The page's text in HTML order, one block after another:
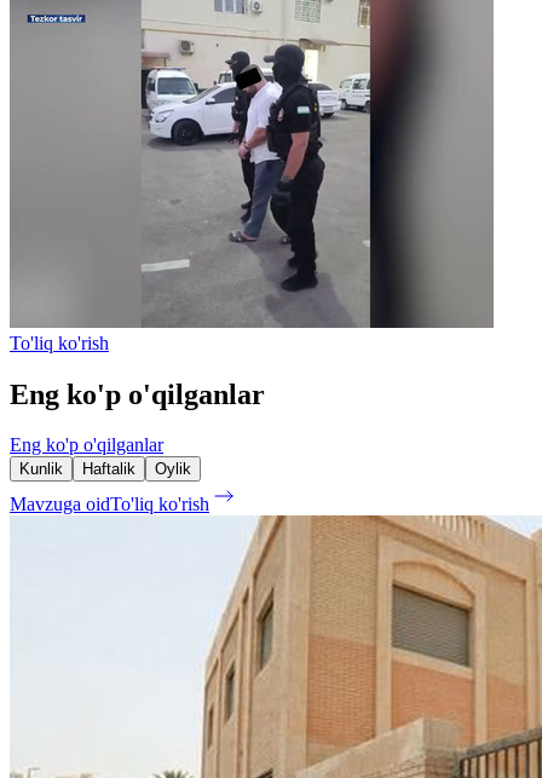
To'liq ko'rish
Eng ko'p o'qilganlar
Eng ko'p o'qilganlar
Kunlik Haftalik Oylik
Mavzuga oidTo'liq ko'rish